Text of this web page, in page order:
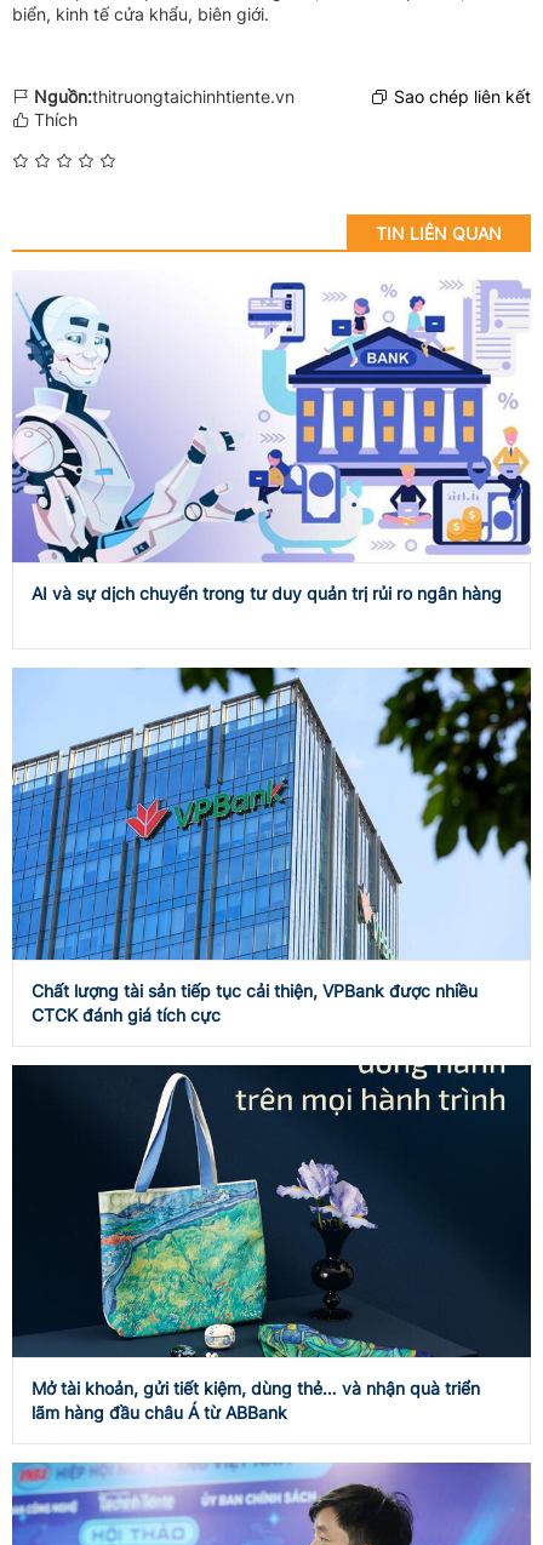
biển, kinh tế cửa khẩu, biên giới.
Nguồn:thitruongtaichinhtiente.vn
Sao chép liên kết
Thích
TIN LIÊN QUAN
AI và sự dịch chuyển trong tư duy quản trị rủi ro ngân hàng
Chất lượng tài sản tiếp tục cải thiện, VPBank được nhiều
CTCK đánh giá tích cực
Mở tài khoản, gửi tiết kiệm, dùng thẻ… và nhận quà triển
lãm hàng đầu châu Á từ ABBank